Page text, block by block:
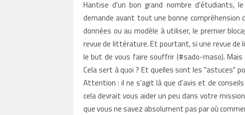
Hantise d'un bon grand nombre d'étudiants,
demande avant tout une bonne compréhension
données ou au modèle à utiliser, le premier
revue de littérature. Et pourtant, si une revue
le but de vous faire souffrir (#sado-maso).
Cela sert à quoi ? Et quelles sont les "astuces"
Attention : il ne s'agit là que d'avis et de
cela devrait vous aider un peu dans votre
que vous ne savez absolument pas par où